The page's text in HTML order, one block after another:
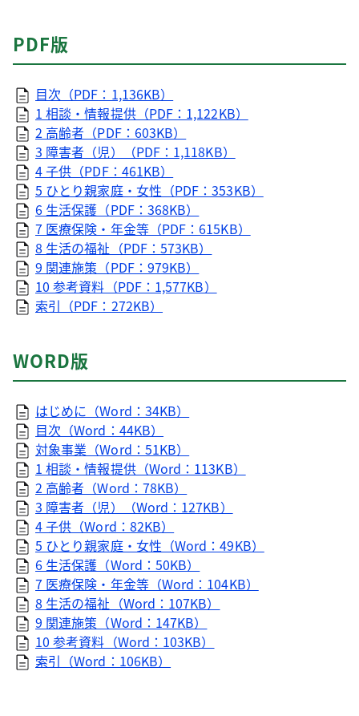
PDF版
目次（PDF：1,136KB）
1 相談・情報提供（PDF：1,122KB）
2 高齢者（PDF：603KB）
3 障害者（児）（PDF：1,118KB）
4 子供（PDF：461KB）
5 ひとり親家庭・女性（PDF：353KB）
6 生活保護（PDF：368KB）
7 医療保険・年金等（PDF：615KB）
8 生活の福祉（PDF：573KB）
9 関連施策（PDF：979KB）
10 参考資料（PDF：1,577KB）
索引（PDF：272KB）
WORD版
はじめに（Word：34KB）
目次（Word：44KB）
対象事業（Word：51KB）
1 相談・情報提供（Word：113KB）
2 高齢者（Word：78KB）
3 障害者（児）（Word：127KB）
4 子供（Word：82KB）
5 ひとり親家庭・女性（Word：49KB）
6 生活保護（Word：50KB）
7 医療保険・年金等（Word：104KB）
8 生活の福祉（Word：107KB）
9 関連施策（Word：147KB）
10 参考資料（Word：103KB）
索引（Word：106KB）